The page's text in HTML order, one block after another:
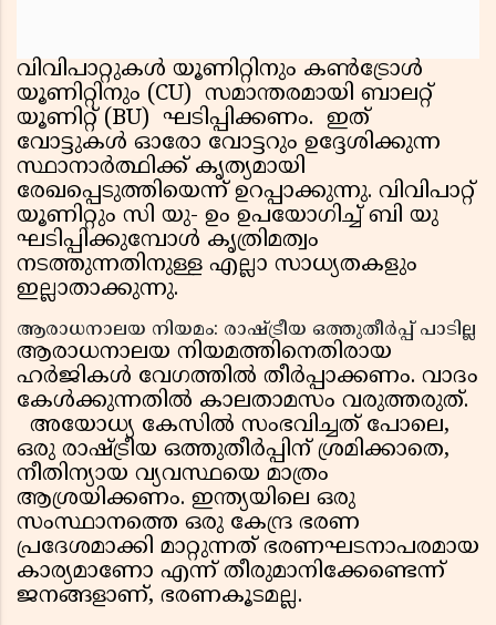
വിവിപാറ്റുകള്‍ യൂണിറ്റിനും കണ്‍ട്രോള്‍
യൂണിറ്റിനും (CU) സമാന്തരമായി ബാലറ്റ്
യൂണിറ്റ് (BU) ഘടിപ്പിക്കണം. ഇത്
വോട്ടുകള്‍ ഓരോ വോട്ടറും ഉദ്ദേശിക്കുന്ന
സ്ഥാനാര്‍ത്ഥിക്ക് കൃത്യമായി
രേഖപ്പെടുത്തിയെന്ന് ഉറപ്പാക്കുന്നു. വിവിപാറ്റ്
യൂണിറ്റും സി യു- ഉം ഉപയോഗിച്ച് ബി യു
ഘടിപ്പിക്കുമ്പോള്‍ കൃത്രിമത്വം
നടത്തുന്നതിനുള്ള എല്ലാ സാധ്യതകളും
ഇല്ലാതാക്കുന്നു.
ആരാധനാലയ നിയമം: രാഷ്ട്രീയ ഒത്തുതീര്‍പ്പ് പാടില്ല
ആരാധനാലയ നിയമത്തിനെതിരായ
ഹര്‍ജികള്‍ വേഗത്തില്‍ തീര്‍പ്പാക്കണം. വാദം
കേള്‍ക്കുന്നതില്‍ കാലതാമസം വരുത്തരുത്.
അയോധ്യ കേസില്‍ സംഭവിച്ചത് പോലെ,
ഒരു രാഷ്ട്രീയ ഒത്തുതീര്‍പ്പിന് ശ്രമിക്കാതെ,
നീതിന്യായ വ്യവസ്ഥയെ മാത്രം
ആശ്രയിക്കണം. ഇന്ത്യയിലെ ഒരു
സംസ്ഥാനത്തെ ഒരു കേന്ദ്ര ഭരണ
പ്രദേശമാക്കി മാറ്റുന്നത് ഭരണഘടനാപരമായ
കാര്യമാണോ എന്ന് തീരുമാനിക്കേണ്ടെന്ന്
ജനങ്ങളാണ്, ഭരണകൂടമല്ല.